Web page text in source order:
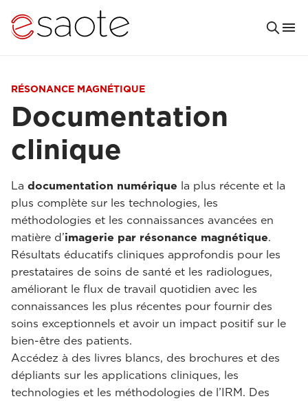
RÉSONANCE MAGNÉTIQUE
Documentation
clinique
La documentation numérique la plus récente et la
plus complète sur les technologies, les
méthodologies et les connaissances avancées en
matière d’imagerie par résonance magnétique.
Résultats éducatifs cliniques approfondis pour les
prestataires de soins de santé et les radiologues,
améliorant le flux de travail quotidien avec les
connaissances les plus récentes pour fournir des
soins exceptionnels et avoir un impact positif sur le
bien-être des patients.
Accédez à des livres blancs, des brochures et des
dépliants sur les applications cliniques, les
technologies et les méthodologies de l’IRM. Des